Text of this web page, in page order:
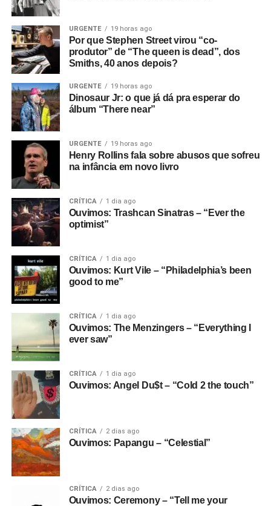
URGENTE 19 horas ago
Por que Stephen Street virou “co-
produtor” de “The queen is dead”, dos
Smiths, 40 anos depois?
URGENTE 19 horas ago
Dinosaur Jr: o que já dá pra esperar do
álbum “There near”
URGENTE 19 horas ago
Henry Rollins fala sobre abusos que sofreu
na infância em novo livro
CRÍTICA 1 dia ago
Ouvimos: Trashcan Sinatras – “Ever the
optimist”
CRÍTICA 1 dia ago
Ouvimos: Kurt Vile – “Philadelphia’s been
good to me”
CRÍTICA 1 dia ago
Ouvimos: The Menzingers – “Everything I
ever saw”
CRÍTICA 1 dia ago
Ouvimos: Angel Du$t – “Cold 2 the touch”
CRÍTICA 2 dias ago
Ouvimos: Papangu – “Celestial”
CRÍTICA 2 dias ago
Ouvimos: Ceremony – “Tell me your